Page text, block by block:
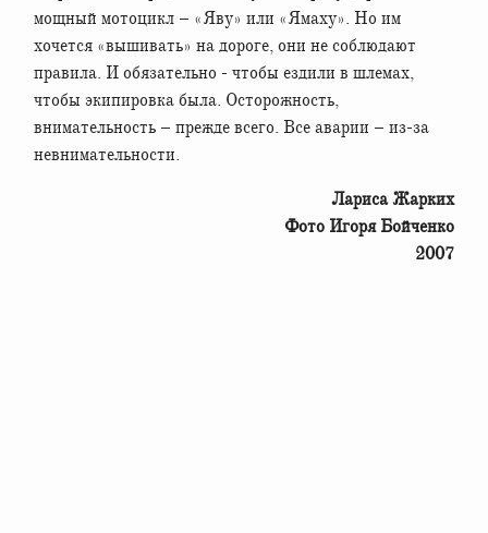
мощный мотоцикл – «Яву» или «Ямаху». Но им
хочется «вышивать» на дороге, они не соблюдают
правила. И обязательно - чтобы ездили в шлемах,
чтобы экипировка была. Осторожность,
внимательность – прежде всего. Все аварии – из-за
невнимательности.
Лариса Жарких
Фото Игоря Бойченко
2007